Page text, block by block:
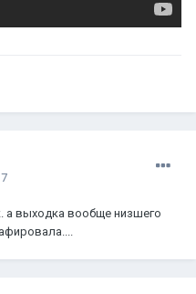
а выходка вообще низшего